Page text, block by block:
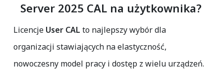
Server 2025 CAL na użytkownika?
Licencje User CAL to najlepszy wybór dla
organizacji stawiających na elastyczność,
nowoczesny model pracy i dostęp z wielu urządzeń.